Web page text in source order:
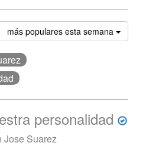
más populares esta semana
personalidad
Jose Suarez